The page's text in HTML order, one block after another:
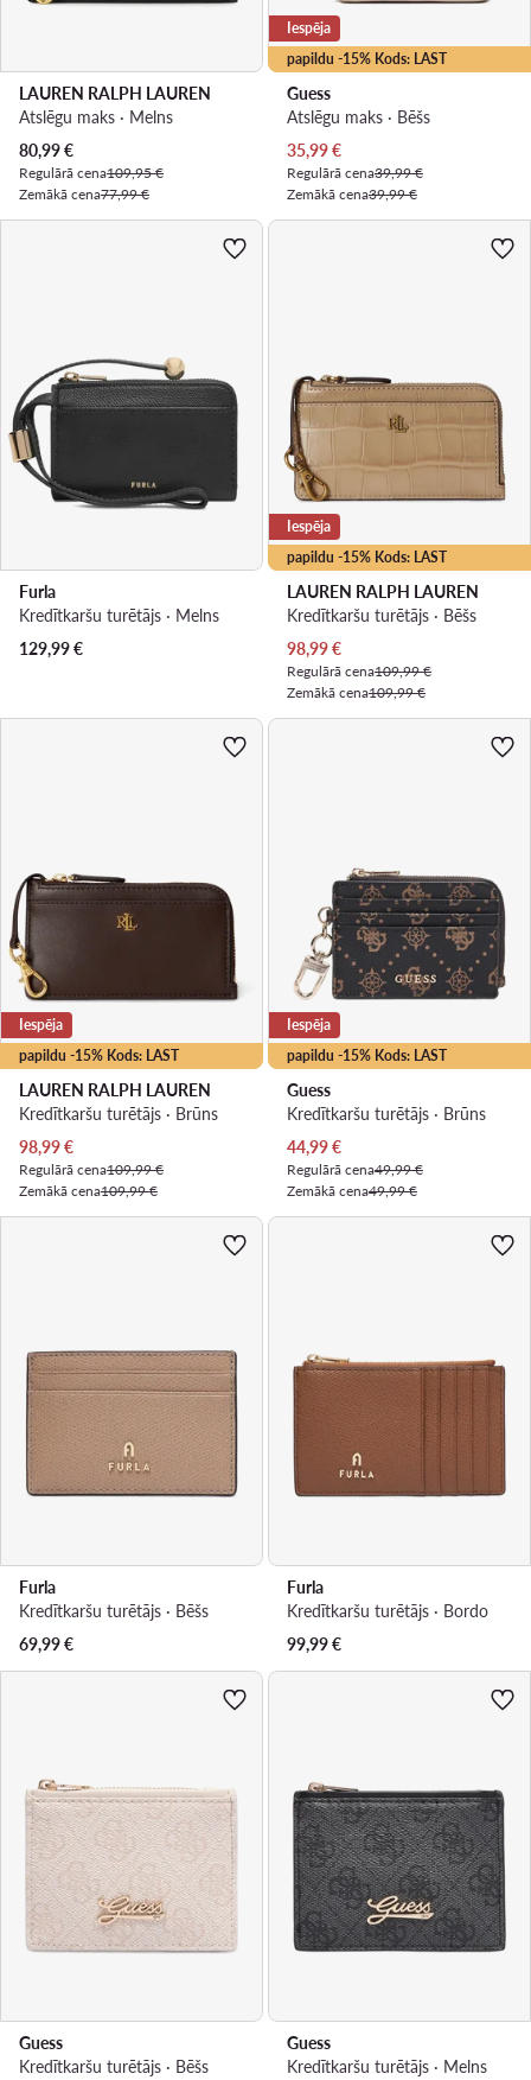
LAUREN RALPH LAUREN
Atslēgu maks · Melns
Pašreizējā cena
80,99€
Regulārā cena109,95 €
Zemākā cena77,99 €
papildu -15% Kods: LAST
Iespēja
Guess
Atslēgu maks · Bēšs
Pašreizējā cena
35,99€
Regulārā cena39,99 €
Zemākā cena39,99 €
Furla
Kredītkaršu turētājs · Melns
129,99€
papildu -15% Kods: LAST
Iespēja
LAUREN RALPH LAUREN
Kredītkaršu turētājs · Bēšs
Pašreizējā cena
98,99€
Regulārā cena109,99 €
Zemākā cena109,99 €
papildu -15% Kods: LAST
Iespēja
LAUREN RALPH LAUREN
Kredītkaršu turētājs · Brūns
Pašreizējā cena
98,99€
Regulārā cena109,99 €
Zemākā cena109,99 €
papildu -15% Kods: LAST
Iespēja
Guess
Kredītkaršu turētājs · Brūns
Pašreizējā cena
44,99€
Regulārā cena49,99 €
Zemākā cena49,99 €
Furla
Kredītkaršu turētājs · Bēšs
69,99€
Furla
Kredītkaršu turētājs · Bordo
99,99€
Guess
Kredītkaršu turētājs · Bēšs
Guess
Kredītkaršu turētājs · Melns